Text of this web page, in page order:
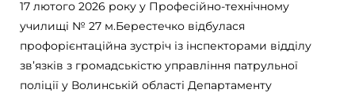
17 лютого 2026 року у Професійно-технічному
училищі № 27 м.Берестечко відбулася
профорієнтаційна зустріч із інспекторами відділу
зв’язків з громадськістю управління патрульної
поліції у Волинській області Департаменту